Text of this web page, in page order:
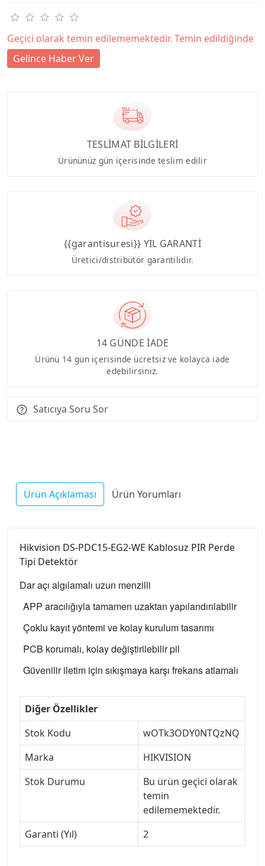
Geçici olarak temin edilememektedir. Temin edildiğinde
Gelince Haber Ver
TESLİMAT BİLGİLERİ
Ürününüz gün içerisinde teslim edilir
{{garantisuresi}} YIL GARANTİ
Üretici/distribütör garantilidir.
14 GÜNDE İADE
Ürünü 14 gün içerisinde ücretsiz ve kolayca iade
edebilirsiniz.
Satıcıya Soru Sor
Ürün Açıklaması Ürün Yorumları
Hikvision DS-PDC15-EG2-WE Kablosuz PIR Perde
Tipi Detektör
Dar açı algılamalı uzun menzilli
APP aracılığıyla tamamen uzaktan yapılandırılabilir
Çoklu kayıt yöntemi ve kolay kurulum tasarımı
PCB korumalı, kolay değiştirilebilir pil
Güvenilir iletim için sıkışmaya karşı frekans atlamalı
Diğer Özellikler
Stok Kodu
wOTk3ODY0NTQzNQ
Marka
HIKVISION
Stok Durumu
Bu ürün geçici olarak
temin
edilememektedir.
Garanti (Yıl)
2